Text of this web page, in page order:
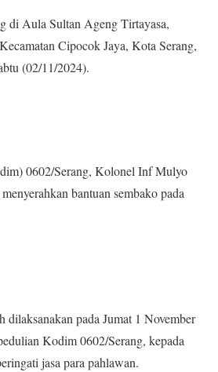
di Aula Sultan Ageng Tirtayasa,
Cipocok Jaya, Kota Serang,
(02/11/2024).
0602/Serang, Kolonel Inf Mulyo
bantuan sembako pada
dilaksanakan pada Jumat 1 November
Kodim 0602/Serang, kepada
jasa para pahlawan.